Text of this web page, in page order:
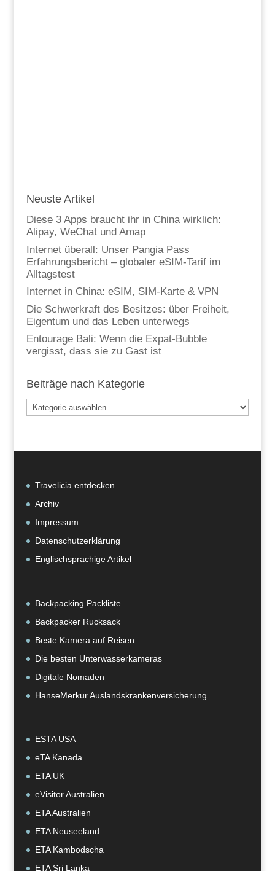
Neuste Artikel
Diese 3 Apps braucht ihr in China wirklich:
Alipay, WeChat und Amap
Internet überall: Unser Pangia Pass
Erfahrungsbericht – globaler eSIM-Tarif im
Alltagstest
Internet in China: eSIM, SIM-Karte & VPN
Die Schwerkraft des Besitzes: über Freiheit,
Eigentum und das Leben unterwegs
Entourage Bali: Wenn die Expat-Bubble
vergisst, dass sie zu Gast ist
Beiträge nach Kategorie
Beiträge
nach
Travelicia entdecken
Archiv
Impressum
Datenschutzerklärung
Englischsprachige Artikel
Backpacking Packliste
Backpacker Rucksack
Beste Kamera auf Reisen
Die besten Unterwasserkameras
Digitale Nomaden
HanseMerkur Auslandskrankenversicherung
ESTA USA
eTA Kanada
ETA UK
eVisitor Australien
ETA Australien
ETA Neuseeland
ETA Kambodscha
ETA Sri Lanka